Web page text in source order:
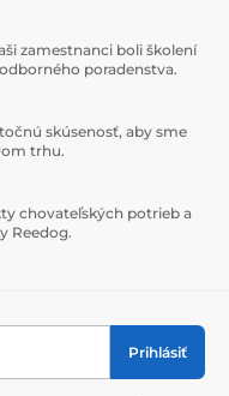
Množstvo a
ich k zobrazenie v
v obvyklom režime
a ľahká
a nastaviť
Režim môžete
aplikácii, nech ste
nastavenia
zamestnanci boli školení
poradenstva.
skúsenosť, aby sme
trhu.
chovateľských potrieb a
Reedog.
Prihlásiť